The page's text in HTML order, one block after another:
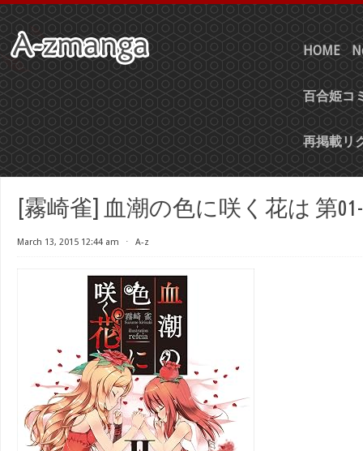
HOME
百合姫コ
再掲載リ
[霧崎雀] 血潮の色に咲く花は 第
March 13, 2015 12:44 am ⋅ A-z